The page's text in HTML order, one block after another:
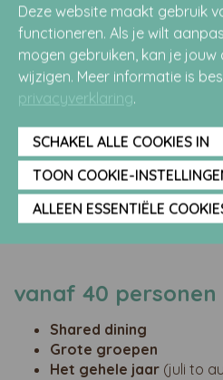
BEKIJK MENU
20 tot 40 personen
Shared Dining
Sfeervol dineren
April t/m oktober
BEKIJK MENU
vanaf 40 personen
Shared dining
Grote groepen
Het gehele jaar (juli to
Deze website maakt gebruik
functioneren. Als je wilt
mogen gebruiken, kan je jouw
wijzigen. Meer informatie is
privacyverklaring.
SCHAKEL ALLE COOKIES IN
TOON COOKIE-
ALLEEN ESSENTIËLE